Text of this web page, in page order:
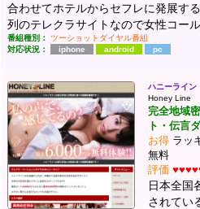
合わせてホテルからセフレに発展す
列のテレクラサイトなので女性コー
番組種別：
ツーショットダイヤル番組
対応状況：
iphone android pc
ハニーライン
Honey Line
完全地域
ト・伝言
お得 ラッ
無料
評価
日本全国
されてい